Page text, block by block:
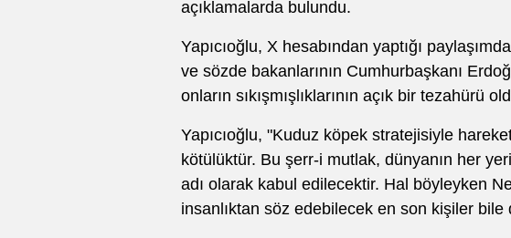
açıklamalarda bulundu.
Yapıcıoğlu, X hesabından yaptığı
ve sözde bakanlarının Cumhurbaşkanı
onların sıkışmışlıklarının açık bir tezahürü
Yapıcıoğlu, "Kuduz köpek stratejisiyle
kötülüktür. Bu şerr-i mutlak, dünyanın her
adı olarak kabul edilecektir. Hal böyleyken
insanlıktan söz edebilecek en son kişiler bile